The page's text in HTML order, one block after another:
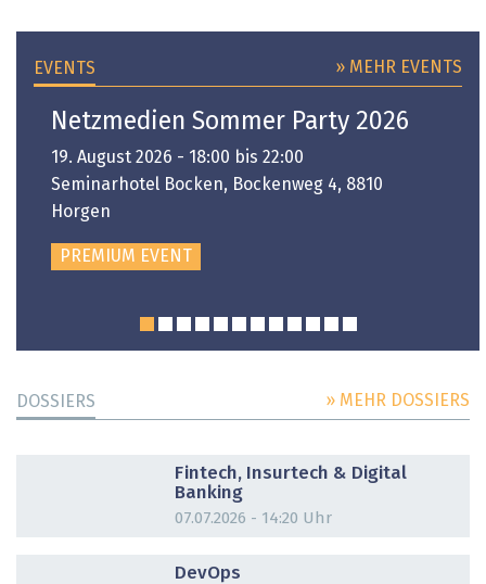
EVENTS » MEHR EVENTS
Netzmedien Sommer Party 2026
19. August 2026 - 18:00 bis 22:00
Seminarhotel Bocken, Bockenweg 4, 8810
Horgen
PREMIUM EVENT
DOSSIERS » MEHR DOSSIERS
Fintech, Insurtech & Digital
Banking
07.07.2026 - 14:20 Uhr
DevOps